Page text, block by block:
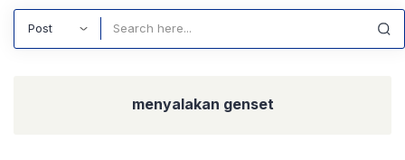
menyalakan genset